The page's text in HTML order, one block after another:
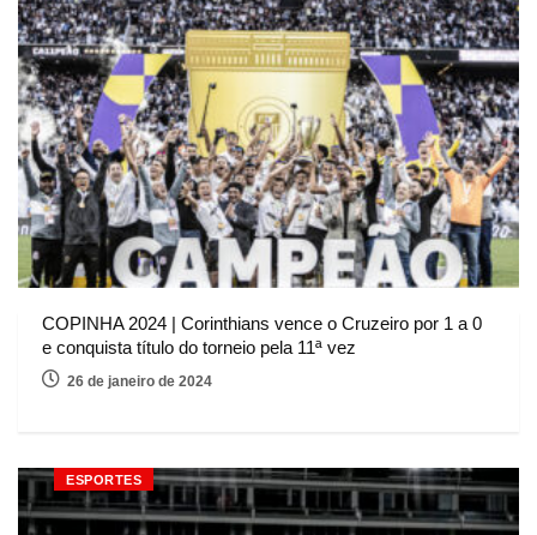
COPINHA 2024 | Corinthians vence o Cruzeiro por 1 a 0
e conquista título do torneio pela 11ª vez
26 de janeiro de 2024
ESPORTES